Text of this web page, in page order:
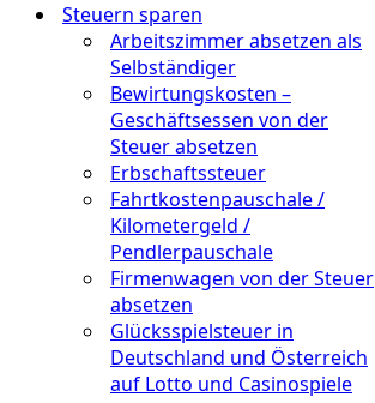
Steuern sparen
Arbeitszimmer absetzen als
Selbständiger
Bewirtungskosten –
Geschäftsessen von der
Steuer absetzen
Erbschaftssteuer
Fahrtkostenpauschale /
Kilometergeld /
Pendlerpauschale
Firmenwagen von der Steuer
absetzen
Glücksspielsteuer in
Deutschland und Österreich
auf Lotto und Casinospiele